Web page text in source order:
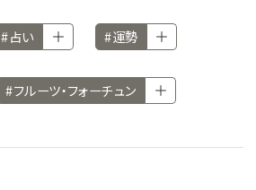
#占い #運勢
#フルーツ・フォーチュン